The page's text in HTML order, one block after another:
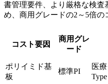
書管理要件、より厳格な検査
め、商用グレードの2～5倍の
コスト要因
商用グレ
ード
ポリイミド基
板
標準PI
医
Type